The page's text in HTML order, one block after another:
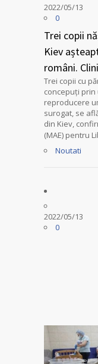
2022/05/13
0
Trei copii
Kiev
români.
Trei copii cu
concepuți
reproducere
surogat, se
din Kiev,
(MAE) pentru
Noutati
2022/05/13
0